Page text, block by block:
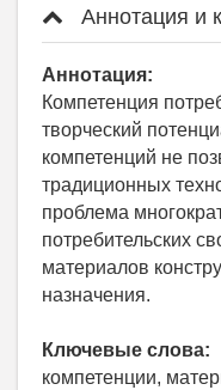
Аннотация и
Аннотация:
Компетенция
творческий
компетенций не
традиционных
проблема
потребительских
материалов
назначения.
Ключевые слова:
компетенции,